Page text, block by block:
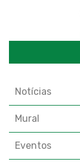
Notícias
Mural
Eventos